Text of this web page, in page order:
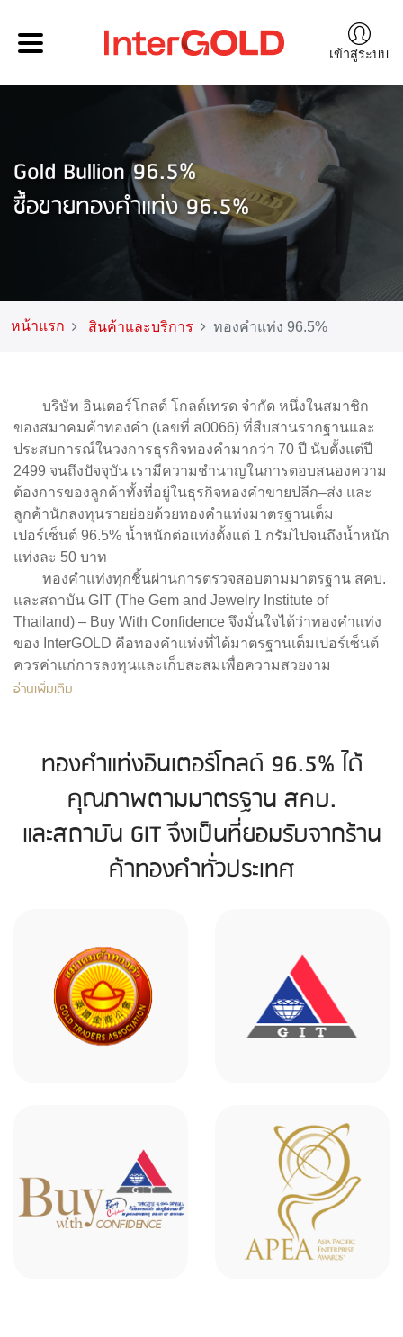
เข้าสู่ระบบ
Gold Bullion 96.5%
ซื้อขายทองคำแท่ง 96.5%
หน้าแรก สินค้าและบริการ ทองคำแท่ง 96.5%
บริษัท อินเตอร์โกลด์ โกลด์เทรด จำกัด หนึ่งในสมาชิก
ของสมาคมค้าทองคำ (เลขที่ ส0066) ที่สืบสานรากฐานและ
ประสบการณ์ในวงการธุรกิจทองคำมากว่า 70 ปี นับตั้งแต่ปี
2499 จนถึงปัจจุบัน เรามีความชำนาญในการตอบสนองความ
ต้องการของลูกค้าทั้งที่อยู่ในธุรกิจทองคำขายปลีก–ส่ง และ
ลูกค้านักลงทุนรายย่อยด้วยทองคำแท่งมาตรฐานเต็ม
เปอร์เซ็นต์ 96.5% น้ำหนักต่อแท่งตั้งแต่ 1 กรัมไปจนถึงน้ำหนัก
แท่งละ 50 บาท
ทองคำแท่งทุกชิ้นผ่านการตรวจสอบตามมาตรฐาน สคบ.
และสถาบัน GIT (The Gem and Jewelry Institute of
Thailand) – Buy With Confidence จึงมั่นใจได้ว่าทองคำแท่ง
ของ InterGOLD คือทองคำแท่งที่ได้มาตรฐานเต็มเปอร์เซ็นต์
ควรค่าแก่การลงทุนและเก็บสะสมเพื่อความสวยงาม
อ่านเพิ่มเติม
ทองคำแท่งอินเตอร์โกลด์ 96.5% ได้
คุณภาพตามมาตรฐาน สคบ.
และสถาบัน GIT จึงเป็นที่ยอมรับจากร้าน
ค้าทองคำทั่วประเทศ